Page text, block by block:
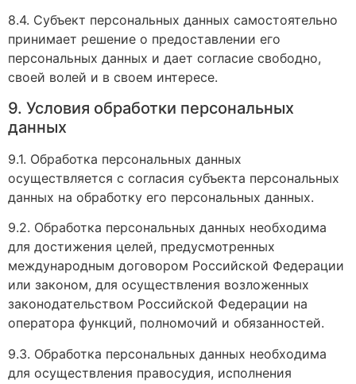
8.4. Субъект персональных данных самостоятельно
принимает решение о предоставлении его
персональных данных и дает согласие свободно,
своей волей и в своем интересе.
9. Условия обработки персональных
данных
9.1. Обработка персональных данных
осуществляется с согласия субъекта персональных
данных на обработку его персональных данных.
9.2. Обработка персональных данных необходима
для достижения целей, предусмотренных
международным договором Российской Федерации
или законом, для осуществления возложенных
законодательством Российской Федерации на
оператора функций, полномочий и обязанностей.
9.3. Обработка персональных данных необходима
для осуществления правосудия, исполнения